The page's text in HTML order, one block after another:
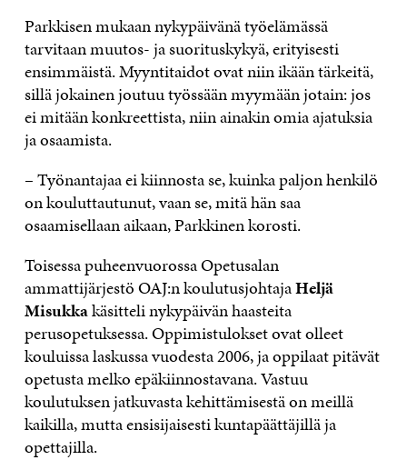
Parkkisen mukaan nykypäivänä työelämässä
tarvitaan muutos- ja suorituskykyä, erityisesti
ensimmäistä. Myyntitaidot ovat niin ikään tärkeitä,
sillä jokainen joutuu työssään myymään jotain: jos
ei mitään konkreettista, niin ainakin omia ajatuksia
ja osaamista.
– Työnantajaa ei kiinnosta se, kuinka paljon henkilö
on kouluttautunut, vaan se, mitä hän saa
osaamisellaan aikaan, Parkkinen korosti.
Toisessa puheenvuorossa Opetusalan
ammattijärjestö OAJ:n koulutusjohtajaHeljä
Misukkakäsitteli nykypäivän haasteita
perusopetuksessa. Oppimistulokset ovat olleet
kouluissa laskussa vuodesta 2006, ja oppilaat pitävät
opetusta melko epäkiinnostavana. Vastuu
koulutuksen jatkuvasta kehittämisestä on meillä
kaikilla, mutta ensisijaisesti kuntapäättäjillä ja
opettajilla.